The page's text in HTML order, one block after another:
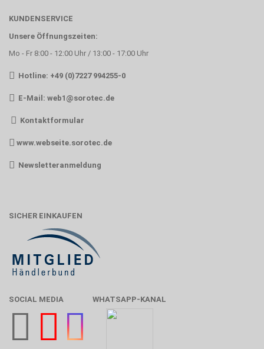
KUNDENSERVICE
Unsere Öffnungszeiten:
Mo - Fr 8:00 - 12:00 Uhr / 13:00 - 17:00 Uhr
Hotline: +49 (0)7227 994255-0
E-Mail: web1@sorotec.de
Kontaktformular
www.webseite.sorotec.de
Newsletteranmeldung
SICHER EINKAUFEN
SOCIAL MEDIA WHATSAPP-KANAL